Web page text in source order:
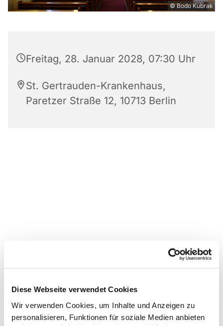
Diese Webseite verwendet Cookies
Wir verwenden Cookies, um Inhalte und Anzeigen zu
personalisieren, Funktionen für soziale Medien anbieten
© Bodo Kubrak
Freitag, 28. Januar 2028, 07:30 Uhr
St. Gertrauden-Krankenhaus,
Paretzer Straße 12, 10713 Berlin